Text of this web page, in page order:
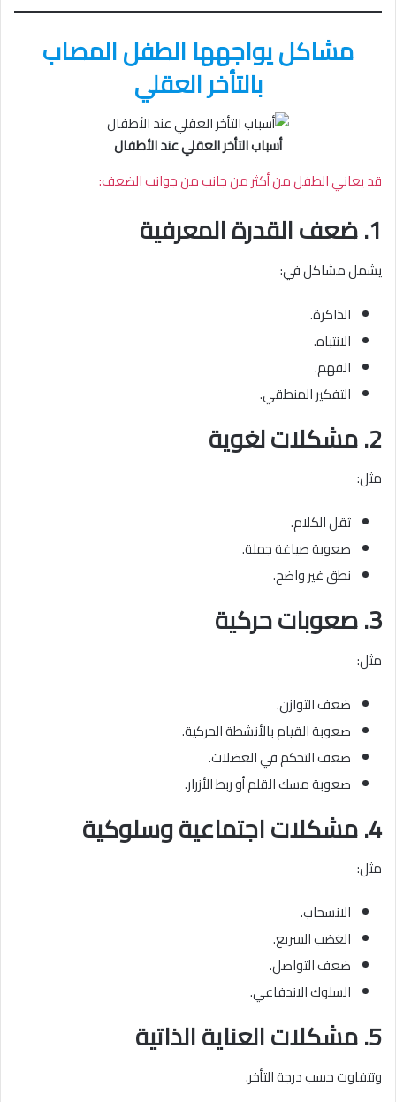
مشاكل يواجهها الطفل المصاب
بالتأخر العقلي
أسباب التأخر العقلي عند الأطفال
قد يعاني الطفل من أكثر من جانب من جوانب الضعف:
1. ضعف القدرة المعرفية
يشمل مشاكل في:
الذاكرة.
الانتباه.
الفهم.
التفكير المنطقي.
2. مشكلات لغوية
مثل:
ثقل الكلام.
صعوبة صياغة جملة.
نطق غير واضح.
3. صعوبات حركية
مثل:
ضعف التوازن.
صعوبة القيام بالأنشطة الحركية.
ضعف التحكم في العضلات.
صعوبة مسك القلم أو ربط الأزرار.
4. مشكلات اجتماعية وسلوكية
مثل:
الانسحاب.
الغضب السريع.
ضعف التواصل.
السلوك الاندفاعي.
5. مشكلات العناية الذاتية
وتتفاوت حسب درجة التأخر.